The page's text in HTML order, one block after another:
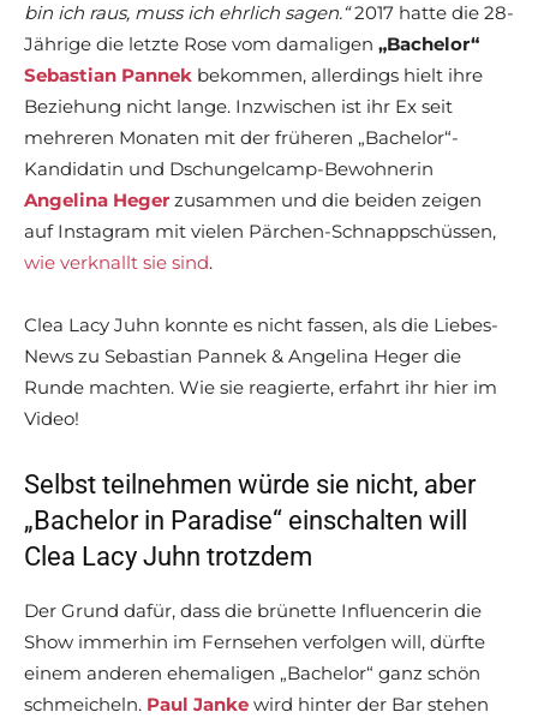
bin ich raus, muss ich ehrlich sagen.“2017 hatte die 28-
Jährige die letzte Rose vom damaligen „Bachelor“
Sebastian Pannek bekommen, allerdings hielt ihre
Beziehung nicht lange. Inzwischen ist ihr Ex seit
mehreren Monaten mit der früheren „Bachelor“-
Kandidatin und Dschungelcamp-Bewohnerin
Angelina Heger zusammen und die beiden zeigen
auf Instagram mit vielen Pärchen-Schnappschüssen,
wie verknallt sie sind.
Clea Lacy Juhn konnte es nicht fassen, als die Liebes-
News zu Sebastian Pannek & Angelina Heger die
Runde machten. Wie sie reagierte, erfahrt ihr hier im
Video!
Selbst teilnehmen würde sie nicht, aber
„Bachelor in Paradise“ einschalten will
Clea Lacy Juhn trotzdem
Der Grund dafür, dass die brünette Influencerin die
Show immerhin im Fernsehen verfolgen will, dürfte
einem anderen ehemaligen „Bachelor“ ganz schön
schmeicheln. Paul Janke wird hinter der Bar stehen